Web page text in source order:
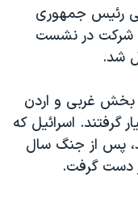
رئیس جمهوری
شرکت در نشست
شد.
کنترل بخش غربی و اردن
گرفتند. اسرائیل که
پس از جنگ سال